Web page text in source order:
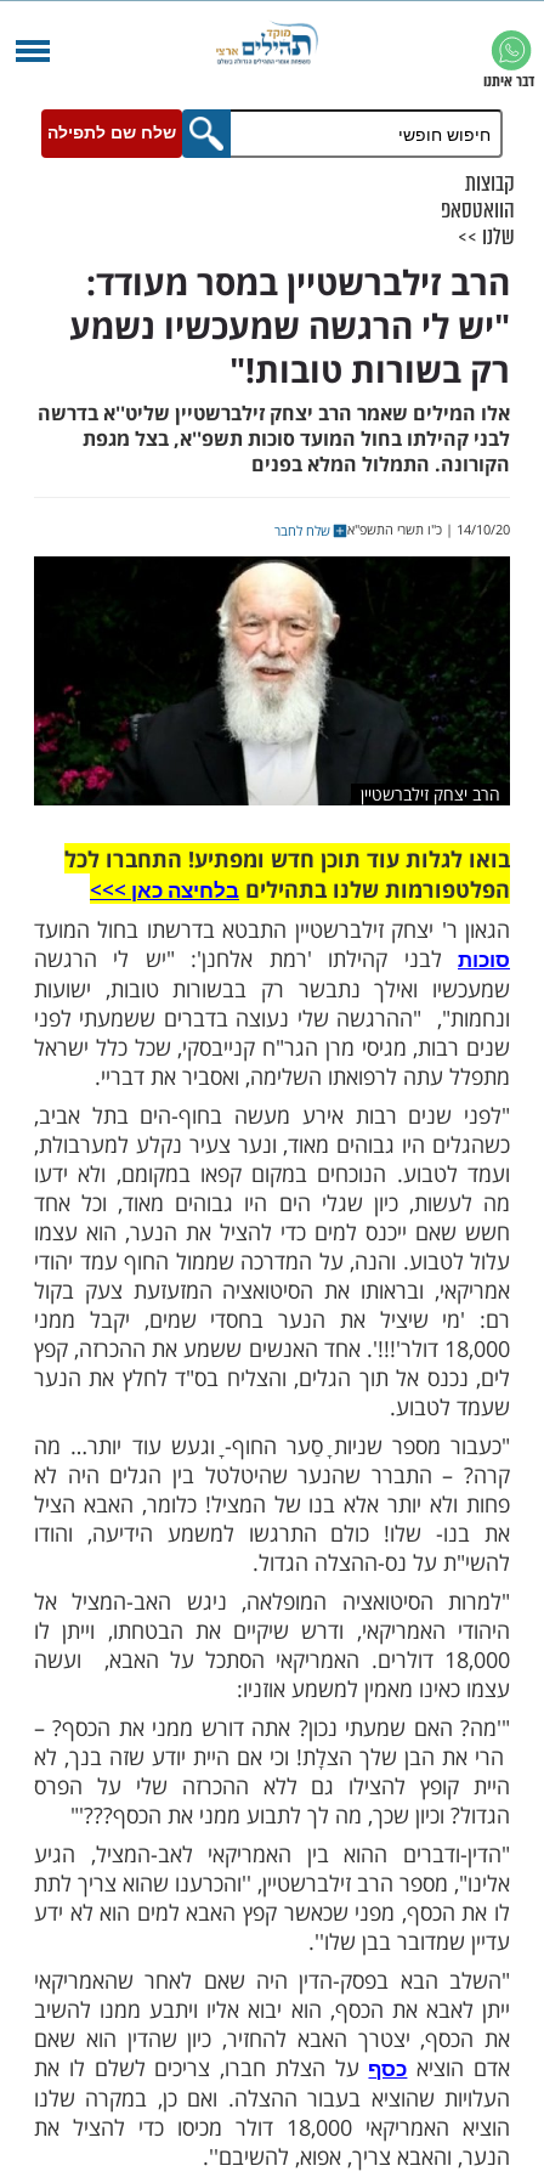
שלח שם לתפילה
במסר מעודד:
הרגשה שמעכשיו נשמע
טובות!"
שאמר הרב יצחק זילברשטיין שליט''א בדרשה
בחול המועד סוכות תשפ''א, בצל מגפת
התמלול המלא בפנים
שלח לחבר
עוד תוכן חדש ומפתיע! התחברו לכל
שלנו בתהילים בלחיצה כאן >>>​
זילברשטיין התבטא בדרשתו בחול המועד
קהילתו 'רמת אלחנן': "יש לי הרגשה
ואילך נתבשר רק בבשורות טובות, ישועות
"ההרגשה שלי נעוצה בדברים ששמעתי לפני
מגיסי מרן הגר"ח קנייבסקי, שכל כלל ישראל
לרפואתו השלימה, ואסביר את דבריי.
רבות אירע מעשה בחוף-הים בתל אביב,
גבוהים מאוד, ונער צעיר נקלע למערבולת,
הנוכחים במקום קפאו במקומם, ולא ידעו
כיון שגלי הים היו גבוהים מאוד, וכל אחד
למים כדי להציל את הנער, הוא עצמו
והנה, על המדרכה שממול החוף עמד יהודי
ובראותו את הסיטואציה המזעזעת צעק בקול
את הנער בחסדי שמים, יקבל ממני
דולר'!!!'. אחד האנשים ששמע את ההכרזה, קפץ
אל תוך הגלים, והצליח בס"ד לחלץ את הנער
שניות ָסַער החוף- ַָוגעש עוד יותר… מה
שהנער שהיטלטל בין הגלים היה לא
יותר אלא בנו של המציל! כלומר, האבא הציל
כולם התרגשו למשמע הידיעה, והודו
נס-ההצלה הגדול.
המופלאה, ניגש האב-המציל אל
ודרש שיקיים את הבטחתו, וייתן לו
דולרים. האמריקאי הסתכל על האבא, ועשה
מאמין למשמע אוזניו:
שמעתי נכון? אתה דורש ממני את הכסף? –